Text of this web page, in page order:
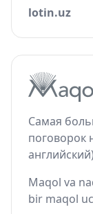
lotin.uz
Самая
поговорок
Maqol va
bir maqol